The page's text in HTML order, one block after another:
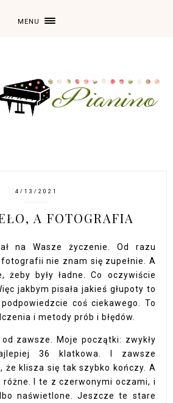
MENU
4/13/2021
A FOTOGRAFIA
na Wasze życzenie. Od razu
nie znam się zupełnie. A
żeby były ładne. Co oczywiście
jakbym pisała jakieś głupoty to
coś ciekawego. To
i metody prób i błędów.
zawsze. Moje początki: zwykły
36 klatkowa. I zawsze
że klisza się tak szybko kończy. A
różne. I te z czerwonymi oczami, i
naświetlone. Jeszcze te stare